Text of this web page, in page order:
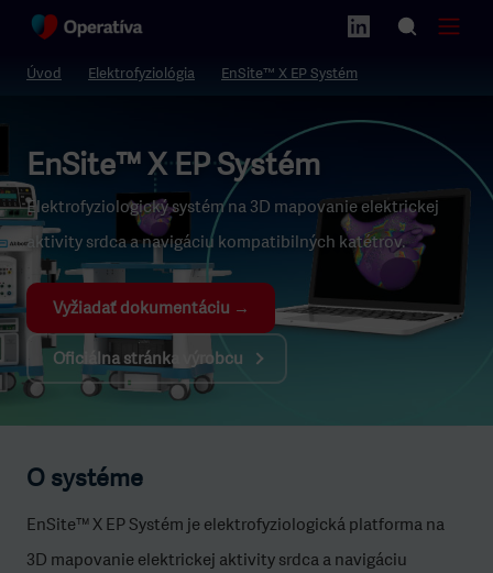
Úvod Elektrofyziológia EnSite™ X EP Systém
EnSite™ X EP Systém
Elektrofyziologický systém na 3D mapovanie elektrickej
aktivity srdca a navigáciu kompatibilných katétrov.
Vyžiadať dokumentáciu →
Oficiálna stránka výrobcu
O systéme
EnSite™ X EP Systém je elektrofyziologická platforma na
3D mapovanie elektrickej aktivity srdca a navigáciu